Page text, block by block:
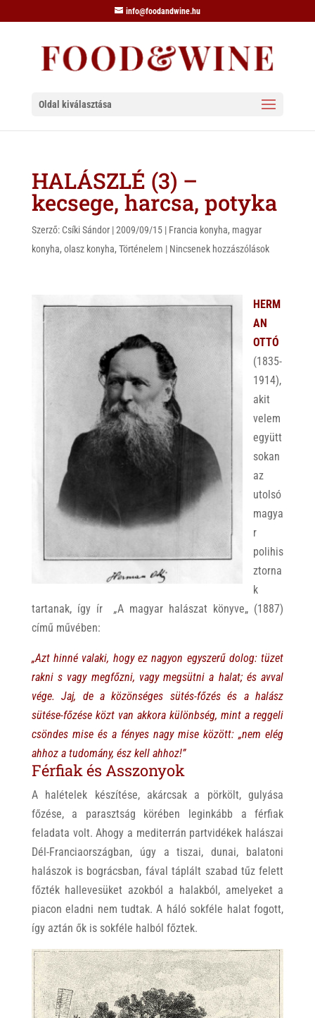
info@foodandwine.hu
Oldal kiválasztása
HALÁSZLÉ (3) –
kecsege, harcsa, potyka
Szerző: Csíki Sándor|2009/09/15| Francia konyha, magyar
konyha, olasz konyha, Történelem | Nincsenek hozzászólások
HERM
AN
OTTÓ
(1835-
1914),
akit
velem
együtt
sokan
az
utolsó
magya
r
polihis
ztorna
k
tartanak, így ír
„A magyar halászat könyve„ (1887)
című művében:
„Azt hinné valaki, hogy ez nagyon egyszerű dolog: tüzet
rakni s vagy megfőzni, vagy megsütni a halat; és avval
vége. Jaj, de a közönséges sütés-főzés és a halász
sütése-főzése közt van akkora különbség, mint a reggeli
csöndes mise és a fényes nagy mise között: „nem elég
ahhoz a tudomány, ész kell ahhoz!”
Férfiak és Asszonyok
A halételek készítése, akárcsak a pörkölt, gulyása
főzése, a parasztság körében leginkább a férfiak
feladata volt. Ahogy a mediterrán partvidékek halászai
Dél-Franciaországban, úgy a tiszai, dunai, balatoni
halászok is bográcsban, fával táplált szabad tűz felett
főzték hallevesüket azokból a halakból, amelyeket a
piacon eladni nem tudtak. A háló sokféle halat fogott,
így aztán ők is sokféle halból főztek.